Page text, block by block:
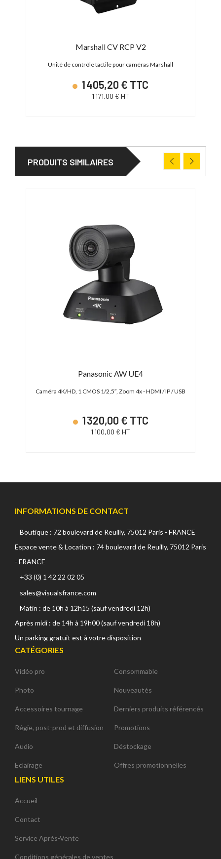
Marshall CV RCP V2
Unité de contrôle tactile pour caméras Marshall
1 405,20 € TTC
1 171,00 € HT
PRODUITS SIMILAIRES
Panasonic AW UE4
Caméra 4K/HD, 1 CMOS 1/2,5″, Zoom 4x - HDMI / IP / USB
1 320,00 € TTC
1 100,00 € HT
INFORMATIONS DE CONTACT
Boutique : 72 boulevard de Reuilly, 75012 Paris - FRANCE
Espace vente & Location : 74 boulevard de Reuilly, 75012 Paris
- FRANCE
+33 (0) 1 42 22 02 05
sales@visualsfrance.com
Matin : de 10h à 12h15 (sauf vendredi 12h)
Après midi : de 14h à 19h00 (sauf vendredi 18h)
Un parking gratuit est à votre disposition
CATÉGORIES
Vidéo pro
Photo
Accessoires tournage
Régie, post-prod et diffusion
Audio
Eclairage
Consommable
Nouveautés
Derniers produits référencés
Promotions
Déstockage
Offres promotionnelles
LIENS UTILES
Accueil
Contact
Service Après-Vente
Conditions générales de ventes